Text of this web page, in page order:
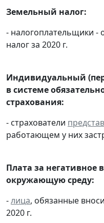
Земельный налог:
- налогоплательщики -
налог за 2020 г.
Индивидуальный
в системе
страхования:
- страхователи
работающем у них
Плата за негативное
окружающую среду:
-лица, обязанные
2020 г.